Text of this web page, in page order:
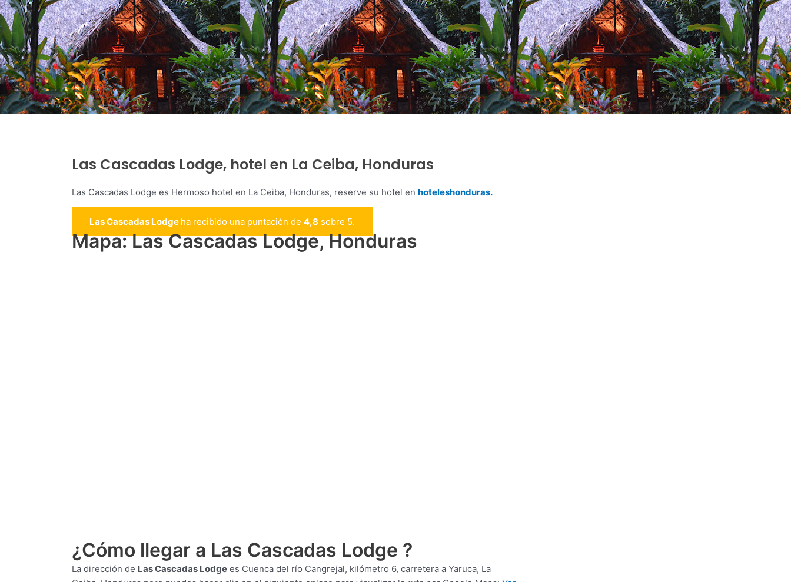
Las Cascadas Lodge, hotel en La Ceiba, Honduras
Las Cascadas Lodge es Hermoso hotel en La Ceiba, Honduras, reserve su hotel en hoteleshonduras.
Las Cascadas Lodge ha recibido una puntación de 4,8 sobre 5.
Mapa: Las Cascadas Lodge, Honduras
¿Cómo llegar a Las Cascadas Lodge ?
La dirección de Las Cascadas Lodge es Cuenca del río Cangrejal, kilómetro 6, carretera a Yaruca, La